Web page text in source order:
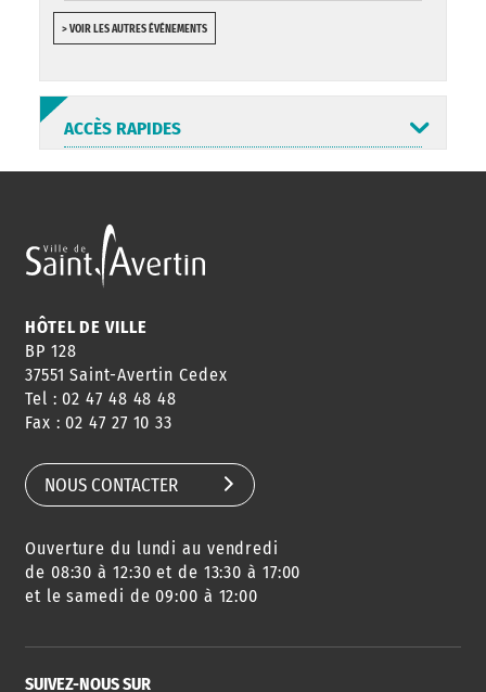
> VOIR LES AUTRES ÉVÉNEMENTS
ACCÈS RAPIDES
ANNUAIRE
HORAIRES
CONSEILS
DE QUARTIER
AGENDA
DES SORTIES
URBANISME
SERVICE
HÔTEL DE VILLE
BP 128
37551 Saint-Avertin Cedex
Tel : 02 47 48 48 48
Fax : 02 47 27 10 33
NOUS CONTACTER
Ouverture du lundi au vendredi
de 08:30 à 12:30 et de 13:30 à 17:00
et le samedi de 09:00 à 12:00
SUIVEZ-NOUS SUR